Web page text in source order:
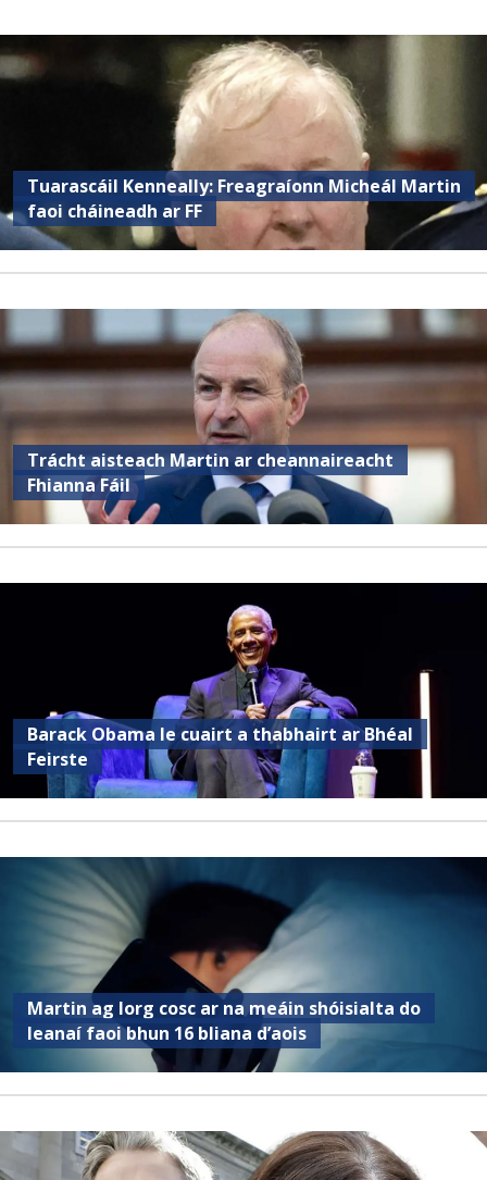
Tuarascáil Kenneally: Freagraíonn Micheál Martin
faoi cháineadh ar FF
Trácht aisteach Martin ar cheannaireacht
Fhianna Fáil
Barack Obama le cuairt a thabhairt ar Bhéal
Feirste
Martin ag lorg cosc ar na meáin shóisialta do
leanaí faoi bhun 16 bliana d’aois